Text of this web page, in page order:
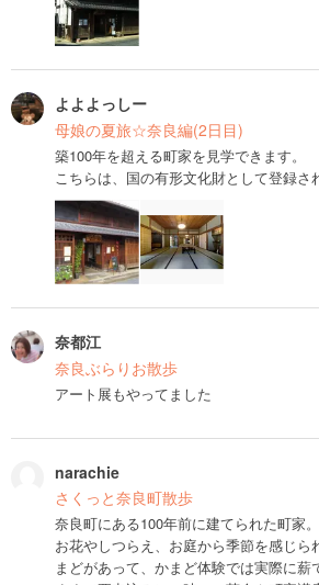
よよよっしー
母娘の夏旅☆奈良編(2日目)
築100年を超える町家を見学できます。
こちらは、国の有形文化財として登録さ
奈都江
奈良ぶらりお散歩
アート展もやってました
narachie
さくっと奈良町散歩
奈良町にある100年前に建てられた町家
お花やしつらえ、お庭から季節を感じら
まどがあって、かまど体験では実際に